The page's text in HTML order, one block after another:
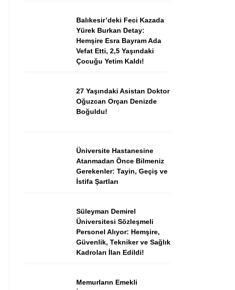
Youtube
Balıkesir’deki Feci Kazada
Yürek Burkan Detay:
Hemşire Esra Bayram Ada
Vefat Etti, 2,5 Yaşındaki
Çocuğu Yetim Kaldı!
27 Yaşındaki Asistan Doktor
Oğuzcan Orçan Denizde
Boğuldu!
Üniversite Hastanesine
Atanmadan Önce Bilmeniz
Gerekenler: Tayin, Geçiş ve
İstifa Şartları
Süleyman Demirel
Üniversitesi Sözleşmeli
Personel Alıyor: Hemşire,
Güvenlik, Tekniker ve Sağlık
Kadroları İlan Edildi!
Memurların Emekli